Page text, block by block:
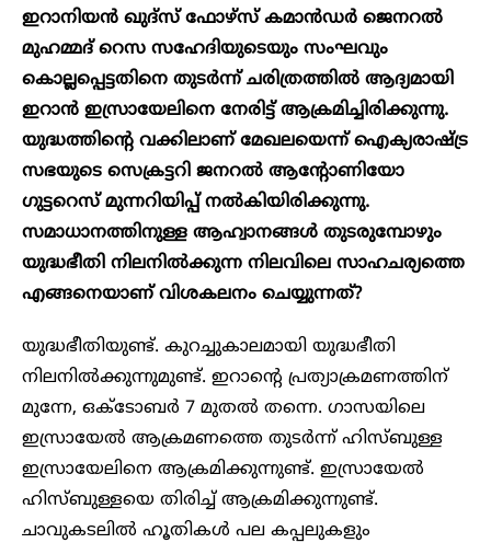
ഇറാനിയന്‍ ഖുദ്‌സ് ഫോഴ്‌സ് കമാന്‍ഡർ ജെനറല്‍
മുഹമ്മദ് റെസ സഹേദിയുടെയും സംഘവും
കൊല്ലപ്പെട്ടതിനെ തുടർന്ന് ചരിത്രത്തിൽ ആദ്യമായി
ഇറാൻ ഇസ്രായേലിനെ നേരിട്ട് ആക്രമിച്ചിരിക്കുന്നു.
യുദ്ധത്തിന്റെ വക്കിലാണ് മേഖലയെന്ന് ഐക്യരാഷ്ട്ര
സഭയുടെ സെക്രട്ടറി ജനറൽ ആന്റോണിയോ
ഗുട്ടറെസ് മുന്നറിയിപ്പ് നൽകിയിരിക്കുന്നു.
സമാധാനത്തിനുള്ള ആഹ്വാനങ്ങൾ തുടരുമ്പോഴും
യുദ്ധഭീതി നിലനിൽക്കുന്ന നിലവിലെ സാഹചര്യത്തെ
എങ്ങനെയാണ് വിശകലനം ചെയ്യുന്നത്?
യുദ്ധഭീതിയുണ്ട്. കുറച്ചുകാലമായി യുദ്ധഭീതി
നിലനിൽക്കുന്നുമുണ്ട്. ഇറാന്റെ പ്രത്യാക്രമണത്തിന്
മുന്നേ, ഒക്ടോബർ 7 മുതൽ തന്നെ. ഗാസയിലെ
ഇസ്രായേൽ ആക്രമണത്തെ തുടർന്ന് ഹിസ്ബുള്ള
ഇസ്രായേലിനെ ആക്രമിക്കുന്നുണ്ട്. ഇസ്രായേൽ
ഹിസ്ബുള്ളയെ തിരിച്ച് ആക്രമിക്കുന്നുണ്ട്.
ചാവുകടലിൽ ഹൂതികൾ പല കപ്പലുകളും